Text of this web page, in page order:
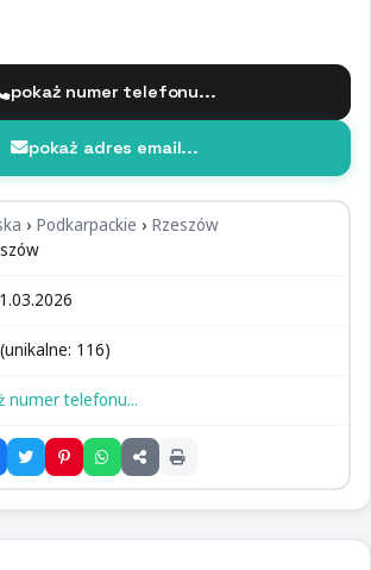
pokaż numer telefonu...
pokaż adres email...
› Podkarpackie › Rzeszów
116)
numer telefonu...